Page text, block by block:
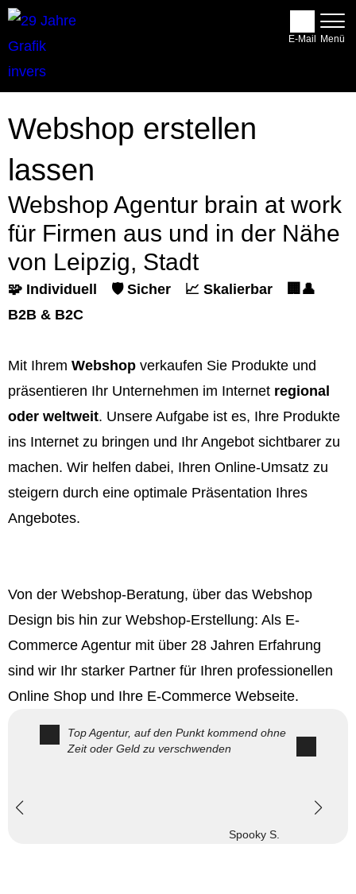
Webshop erstellen
lassen
Webshop Agentur brain at work
für Firmen aus und in der Nähe
von Leipzig, Stadt
🧩 Individuell 🛡️ Sicher 📈 Skalierbar
🏢👤
B2B & B2C
Mit Ihrem Webshop verkaufen Sie Produkte und
präsentieren Ihr Unternehmen im Internet regional
oder weltweit. Unsere Aufgabe ist es, Ihre Produkte
ins Internet zu bringen und Ihr Angebot sichtbarer zu
machen. Wir helfen dabei, Ihren Online-Umsatz zu
steigern durch eine optimale Präsentation Ihres
Angebotes.
Von der Webshop-Beratung, über das Webshop
Design bis hin zur Webshop-Erstellung: Als E-
Commerce Agentur mit über 28 Jahren Erfahrung
sind wir Ihr starker Partner für Ihren professionellen
Online Shop und Ihre E-Commerce Webseite.
Top Agentur, auf den Punkt kommend ohne
Zeit oder Geld zu verschwenden
Spooky S.